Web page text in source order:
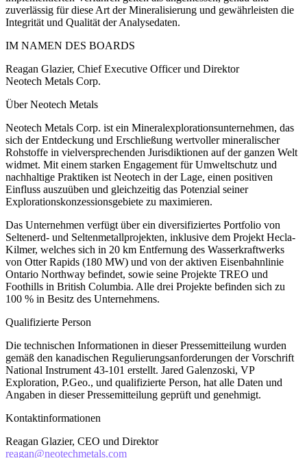
zuverlässig für diese Art der Mineralisierung und gewährleisten die
Integrität und Qualität der Analysedaten.
IM NAMEN DES BOARDS
Reagan Glazier, Chief Executive Officer und Direktor
Neotech Metals Corp.
Über Neotech Metals
Neotech Metals Corp. ist ein Mineralexplorationsunternehmen, das
sich der Entdeckung und Erschließung wertvoller mineralischer
Rohstoffe in vielversprechenden Jurisdiktionen auf der ganzen Welt
widmet. Mit einem starken Engagement für Umweltschutz und
nachhaltige Praktiken ist Neotech in der Lage, einen positiven
Einfluss auszuüben und gleichzeitig das Potenzial seiner
Explorationskonzessionsgebiete zu maximieren.
Das Unternehmen verfügt über ein diversifiziertes Portfolio von
Seltenerd- und Seltenmetallprojekten, inklusive dem Projekt Hecla-
Kilmer, welches sich in 20 km Entfernung des Wasserkraftwerks
von Otter Rapids (180 MW) und von der aktiven Eisenbahnlinie
Ontario Northway befindet, sowie seine Projekte TREO und
Foothills in British Columbia. Alle drei Projekte befinden sich zu
100 % in Besitz des Unternehmens.
Qualifizierte Person
Die technischen Informationen in dieser Pressemitteilung wurden
gemäß den kanadischen Regulierungsanforderungen der Vorschrift
National Instrument 43-101 erstellt. Jared Galenzoski, VP
Exploration, P.Geo., und qualifizierte Person, hat alle Daten und
Angaben in dieser Pressemitteilung geprüft und genehmigt.
Kontaktinformationen
Reagan Glazier, CEO und Direktor
reagan@neotechmetals.com